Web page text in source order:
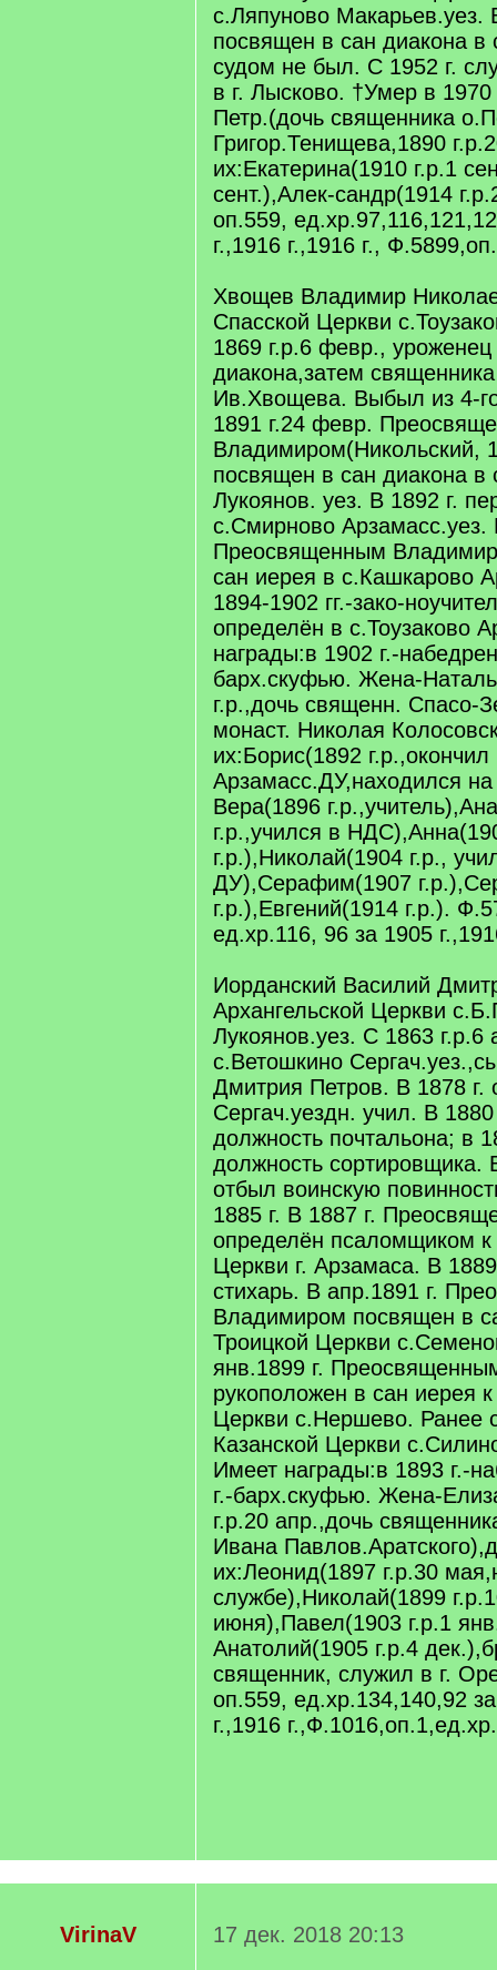
с.Ляпуново Макарьев.уез.
посвящен в сан диакона
судом не был. С 1952 г.
в г. Лысково. †Умер в
Петр.(дочь священника
Григор.Тенищева,1890
их:Екатерина(1910 г.р.1
сент.),Алек-сандр(1914
оп.559,
г.,1916 г.,1916 г.,
Хвощев Владимир
Спасской Церкви
1869 г.р.6 февр.,
диакона,затем
Ив.Хвощева. Выбыл из 4-
1891 г.24 февр.
Владимиром(Никольский,
посвящен в сан диакона в
Лукоянов. уез. В 1892 г.
с.Смирново Арзамасс.уез.
Преосвященным
сан иерея в с.Кашкарово
1894-1902 гг.-зако-
определён в с.Тоузаково
награды:в 1902 г.-
барх.скуфью. Жена-
г.р.,дочь священн. Спасо-
монаст. Николая
их:Борис(1892 г.р.,окончил
Арзамасс.ДУ,находился
Вера(1896
г.р.,учился в
г.р.),Николай(1904 г.р.,
ДУ),Серафим(1907
г.р.),Евгений(1914 г.р.).
ед.хр.116, 96 за 1905
Иорданский Василий
Архангельской Церкви
Лукоянов.уез. С 1863 г.р.6
с.Ветошкино
Дмитрия Петров. В 1878 г.
Сергач.уездн. учил. В 1880
должность почтальона; в
должность сортировщика.
отбыл воинскую
1885 г. В 1887 г.
определён псаломщиком к
Церкви г. Арзамаса. В
стихарь. В апр.1891 г.
Владимиром посвящен в
Троицкой Церкви
янв.1899 г.
рукоположен в сан иерея
Церкви с.Нершево. Ранее
Казанской Церкви
Имеет награды:в 1893 г.-
г.-барх.скуфью. Жена-
г.р.20 апр.,дочь
Ивана
их:Леонид(1897 г.р.30
службе),Николай(1899
июня),Павел(1903 г.р.1
Анатолий(1905 г.р.4
священник, служил в г.
оп.559, ед.хр.134,140,92
г.,1916
VirinaV
17 дек. 2018 20:13